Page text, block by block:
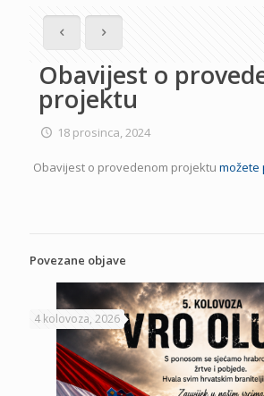
Obavijest o
projektu
18 prosinca, 2024
Obavijest o provedenom projektu možete
Povezane objave
4 kolovoza, 2026